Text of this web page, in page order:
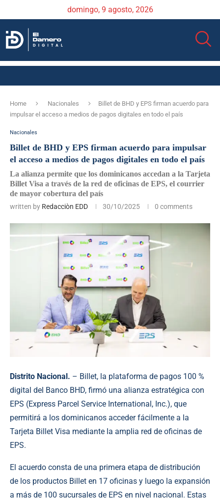
domingo, 9 agosto, 2026
Home Nacionales
Billet de BHD y EPS firman acuerdo para
impulsar el acceso a medios de pagos digitales en todo el país
Nacionales
Billet de BHD y EPS firman acuerdo para impulsar
el acceso a medios de pagos digitales en todo el país
La alianza permite que los dominicanos accedan a la Tarjeta
Billet Visa a través de la red de oficinas de EPS, el courrier
de mayor cobertura del país
written by Redacciòn EDD 30/10/2025 0 comments
Distrito Nacional. – Billet, la plataforma de pagos 100 %
digital del Banco BHD, firmó una alianza estratégica con
EPS (Express Parcel Service International, Inc.), que
permitirá a los dominicanos acceder fácilmente a la
Tarjeta Billet Visa mediante la amplia red de oficinas de
EPS.
El acuerdo consta de una primera etapa de distribución
de los productos Billet en 17 oficinas y luego la expansión
a más de 100 sucursales de EPS en nivel nacional. Estas